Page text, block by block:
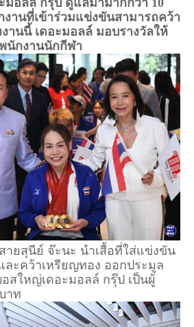
มอลล์ กรุ๊ป ดูแลมามากกว่า 10
งานที่เข้าร่วมแข่งขันสามารถคว้า
านนี้ เดอะมอลล์ มอบรางวัลให้
นักงานนักกีฬา
ยสุนีย์ จ๊ะนะ นำเสื้อที่ใส่แข่งขัน
ะคว้าเหรียญทอง ออกประมูล
สใหญ่เดอะมอลล์ กรุ๊ป เป็นผู้
าท